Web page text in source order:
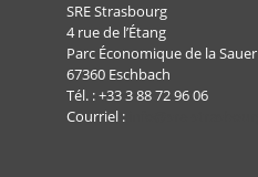
SRE Strasbourg
4 rue de l’Étang
Parc Économique de la Sauer
67360 Eschbach
Tél. :+33 3 88 72 96 06
Courriel :